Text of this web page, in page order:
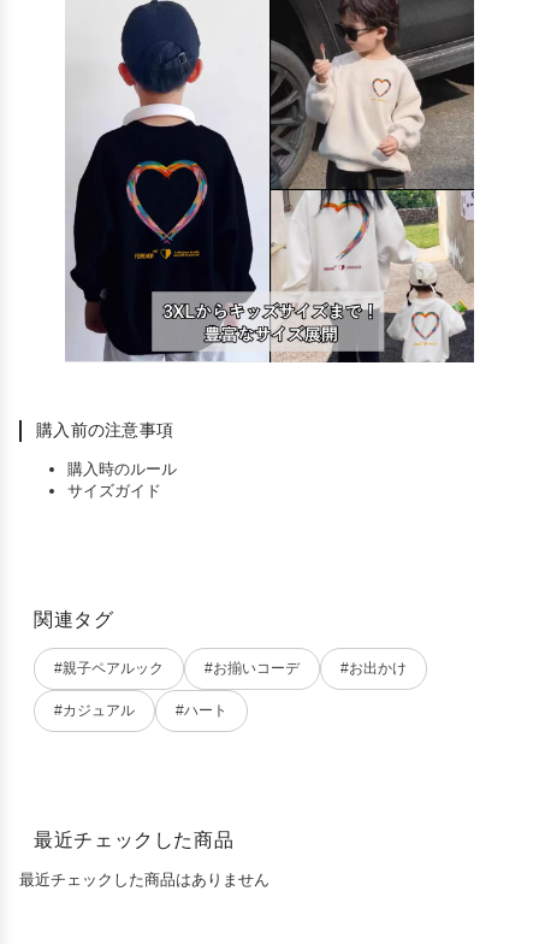
購入前の注意事項
購入時のルール
サイズガイド
関連タグ
#親子ペアルック #お揃いコーデ #お出かけ
#カジュアル #ハート
最近チェックした商品
最近チェックした商品はありません